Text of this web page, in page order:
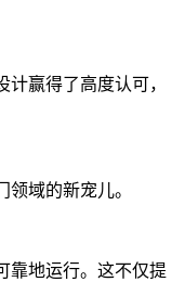
赢得了高度认可，
域的新宠儿。
靠地运行。这不仅提